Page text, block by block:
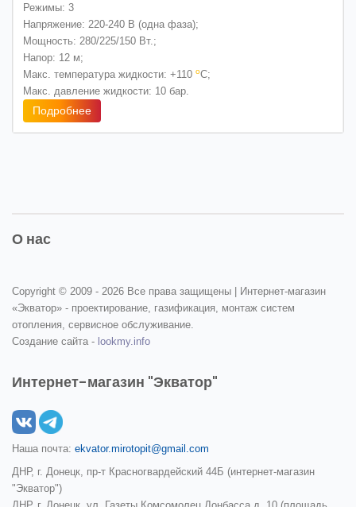
Режимы: 3
Напряжение: 220-240 В (одна фаза);
Мощность: 280/225/150 Вт.;
Напор: 12 м;
Макс. температура жидкости: +110 оС;
Макс. давление жидкости: 10 бар.
Подробнее
О нас
Copyright © 2009 - 2026 Все права защищены | Интернет-магазин
«Экватор» - проектирование, газификация, монтаж систем
отопления, сервисное обслуживание.
Создание сайта - lookmy.info
Интернет-магазин "Экватор"
Наша почта: ekvator.mirotopit@gmail.com
ДНР, г. Донецк, пр-т Красногвардейский 44Б (интернет-магазин
"Экватор")